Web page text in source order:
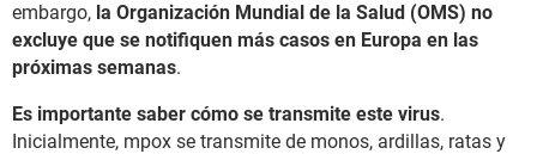
embargo, la Organización Mundial de la Salud (OMS) no
excluye que se notifiquen más casos en Europa en las
próximas semanas.
Es importante saber cómo se transmite este virus.
Inicialmente, mpox se transmite de monos, ardillas, ratas y